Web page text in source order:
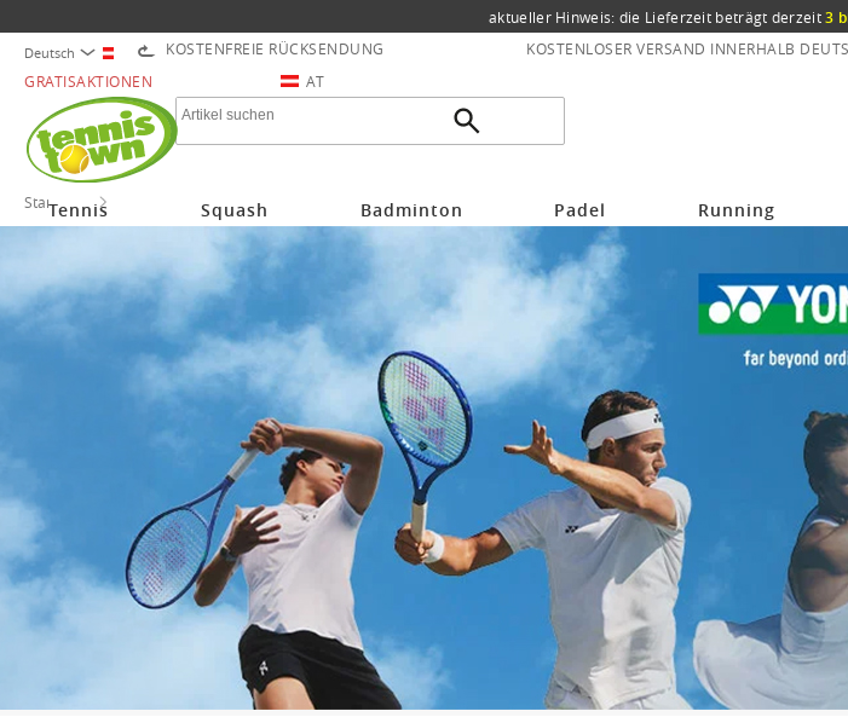
aktueller Hinweis: die Lieferzeit beträgt derzeit3
Deutsch KOSTENFREIE RÜCKSENDUNG KOSTENLOSER VERSAND INNERHALB
GRATISAKTIONEN
AT
Tennis Squash Badminton Padel Running
Startseite